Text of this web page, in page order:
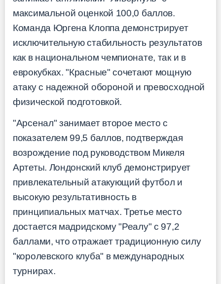
максимальной оценкой 100,0 баллов.
Команда Юргена Клоппа демонстрирует
исключительную стабильность результатов
как в национальном чемпионате, так и в
еврокубках. "Красные" сочетают мощную
атаку с надежной обороной и превосходной
физической подготовкой.
"Арсенал" занимает второе место с
показателем 99,5 баллов, подтверждая
возрождение под руководством Микеля
Артеты. Лондонский клуб демонстрирует
привлекательный атакующий футбол и
высокую результативность в
принципиальных матчах. Третье место
достается мадридскому "Реалу" с 97,2
баллами, что отражает традиционную силу
"королевского клуба" в международных
турнирах.